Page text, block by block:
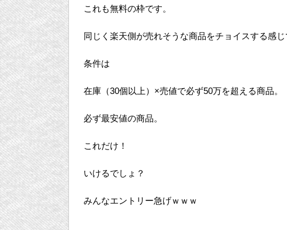
これも無料の枠です。
同じく楽天側が売れそうな商品をチョイスする感じ
条件は
在庫（30個以上）×売値で必ず50万を超える商品。
必ず最安値の商品。
これだけ！
いけるでしょ？
みんなエントリー急げｗｗｗ